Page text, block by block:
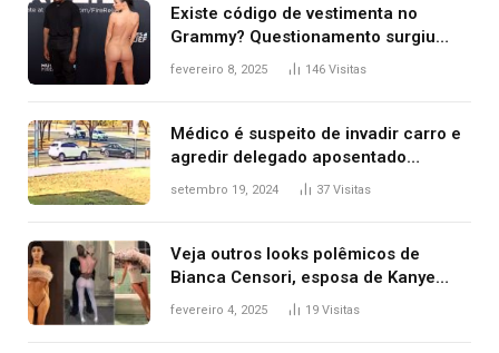
Existe código de vestimenta no
Grammy? Questionamento surgiu
após Bianca Censori, mulher de
fevereiro 8, 2025 146 Visitas
Médico é suspeito de invadir carro e
agredir delegado aposentado
durante confusão no trânsito
setembro 19, 2024 37 Visitas
Veja outros looks polêmicos de
Bianca Censori, esposa de Kanye
West que apareceu nua no Grammy
fevereiro 4, 2025 19 Visitas